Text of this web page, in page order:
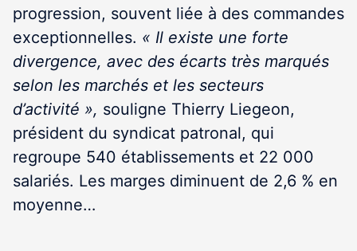
progression, souvent liée à des commandes
exceptionnelles. « Il existe une forte
divergence, avec des écarts très marqués
selon les marchés et les secteurs
d’activité », souligne Thierry Liegeon,
président du syndicat patronal, qui
regroupe 540 établissements et 22 000
salariés. Les marges diminuent de 2,6 % en
moyenne…